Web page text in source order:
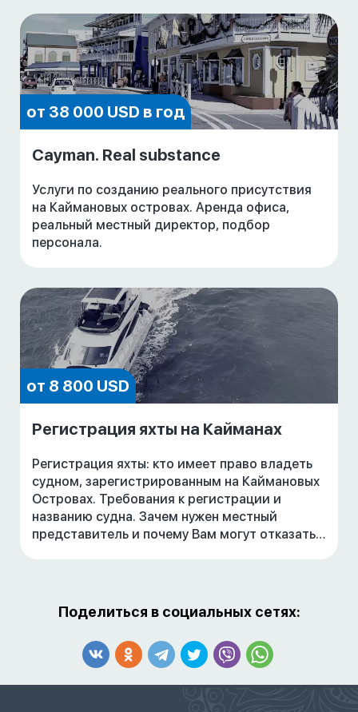
от 38 000 USD в год
Cayman. Real substance
Услуги по созданию реального присутствия
на Каймановых островах. Аренда офиса,
реальный местный директор, подбор
персонала.
от 8 800 USD
Регистрация яхты на Кайманах
Регистрация яхты: кто имеет право владеть
судном, зарегистрированным на Каймановых
Островах. Требования к регистрации и
названию судна. Зачем нужен местный
представитель и почему Вам могут отказать в
Поделиться в социальных сетях: